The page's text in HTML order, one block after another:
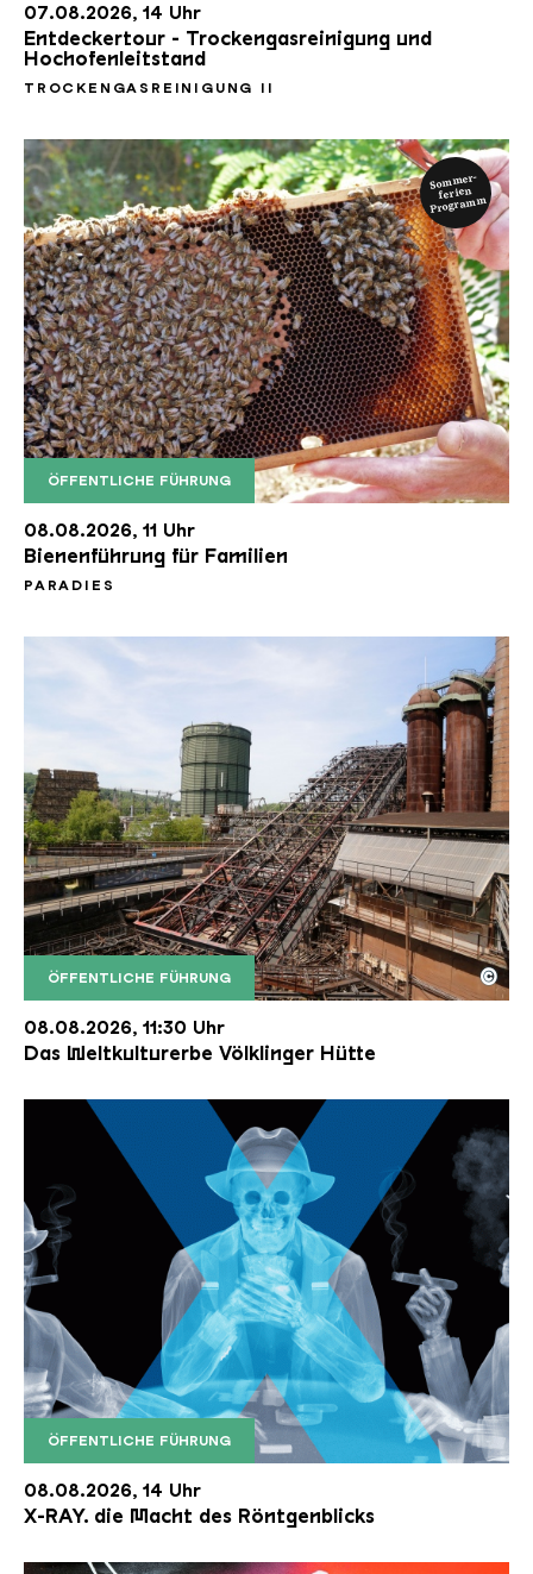
07.08.2026, 14 Uhr
Entdeckertour - Trockengasreinigung und
Hochofenleitstand
TROCKENGASREINIGUNG II
ÖFFENTLICHE FÜHRUNG
Sommer-
ferien
Programm
Bienen 2
08.08.2026, 11 Uhr
Bienenführung für Familien
PARADIES
ÖFFENTLICHE FÜHRUNG
Der Erzschrägaufzug der Völklinger Hütte mit
Copyright: Weltkulturerbe Völklinger Hütte | Karl
©
08.08.2026, 11:30 Uhr
Das Weltkulturerbe Völklinger Hütte
ÖFFENTLICHE FÜHRUNG
X RAY neu
08.08.2026, 14 Uhr
X-RAY. die Macht des Röntgenblicks